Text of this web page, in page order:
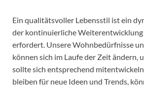
Ein qualitätsvoller Lebensstil ist ein
der kontinuierliche Weiterentwicklung
erfordert. Unsere Wohnbedürfnisse
können sich im Laufe der Zeit ändern,
sollte sich entsprechend
bleiben für neue Ideen und Trends,